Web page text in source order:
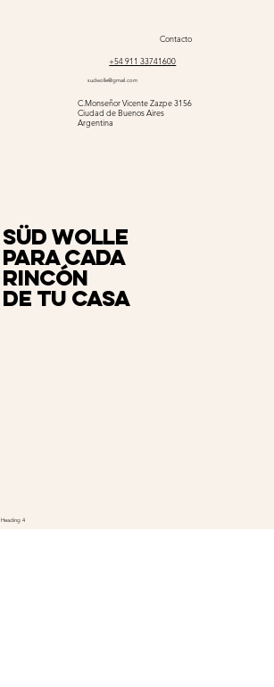
Heading 4
Süd Wolle
para cada
rincón
de tu casa
Contacto
+54 911 33741600
sudwolle@gmail.com
C.Monseñor Vicente Zazpe 3156
Ciudad de Buenos Aires
Argentina